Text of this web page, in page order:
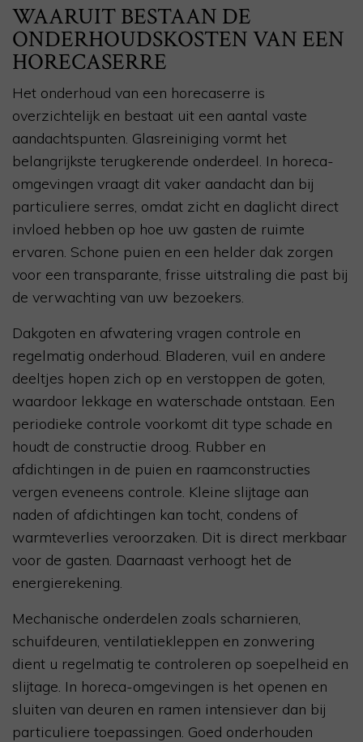
WAARUIT BESTAAN DE
ONDERHOUDSKOSTEN VAN EEN
HORECASERRE
Het onderhoud van een horecaserre is
overzichtelijk en bestaat uit een aantal vaste
aandachtspunten. Glasreiniging vormt het
belangrijkste terugkerende onderdeel. In horeca-
omgevingen vraagt dit vaker aandacht dan bij
particuliere serres, omdat zicht en daglicht direct
invloed hebben op hoe uw gasten de ruimte
ervaren. Schone puien en een helder dak zorgen
voor een transparante, frisse uitstraling die past bij
de verwachting van uw bezoekers.
Dakgoten en afwatering vragen controle en
regelmatig onderhoud. Bladeren, vuil en andere
deeltjes hopen zich op en verstoppen de goten,
waardoor lekkage en waterschade ontstaan. Een
periodieke controle voorkomt dit type schade en
houdt de constructie droog. Rubber en
afdichtingen in de puien en raamconstructies
vergen eveneens controle. Kleine slijtage aan
naden of afdichtingen kan tocht, condens of
warmteverlies veroorzaken. Dit is direct merkbaar
voor de gasten. Daarnaast verhoogt het de
energierekening.
Mechanische onderdelen zoals scharnieren,
schuifdeuren, ventilatiekleppen en zonwering
dient u regelmatig te controleren op soepelheid en
slijtage. In horeca-omgevingen is het openen en
sluiten van deuren en ramen intensiever dan bij
particuliere toepassingen. Goed onderhouden